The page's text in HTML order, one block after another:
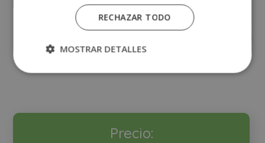
Precio:
RECHAZAR TODO
MOSTRAR DETALLES